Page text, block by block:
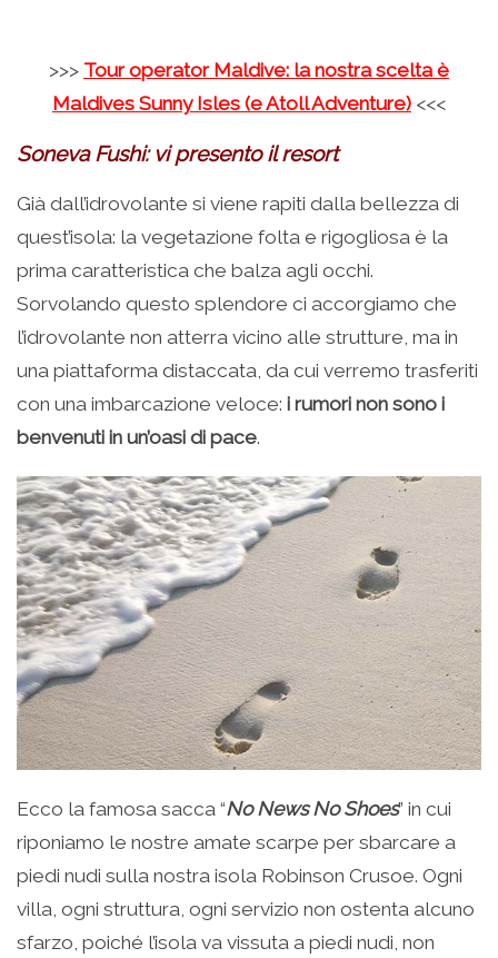
>>> Tour operator Maldive: la nostra scelta è
Maldives Sunny Isles (e Atoll Adventure) <<<
Soneva Fushi: vi presento il resort
Già dall’idrovolante si viene rapiti dalla bellezza di
quest’isola: la vegetazione folta e rigogliosa è la
prima caratteristica che balza agli occhi.
Sorvolando questo splendore ci accorgiamo che
l’idrovolante non atterra vicino alle strutture, ma in
una piattaforma distaccata, da cui verremo trasferiti
con una imbarcazione veloce: i rumori non sono i
benvenuti in un’oasi di pace.
Ecco la famosa sacca “No News No Shoes” in cui
riponiamo le nostre amate scarpe per sbarcare a
piedi nudi sulla nostra isola Robinson Crusoe. Ogni
villa, ogni struttura, ogni servizio non ostenta alcuno
sfarzo, poiché l’isola va vissuta a piedi nudi, non